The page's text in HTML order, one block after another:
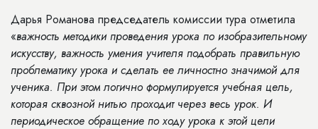
Дарья Романова председатель комиссии тура отметила
«важность методики проведения урока по изобразительному
искусству, важность умения учителя подобрать правильную
проблематику урока и сделать ее личностно значимой для
ученика. При этом логично формулируется учебная цель,
которая сквозной нитью проходит через весь урок. И
периодическое обращение по ходу урока к этой цели